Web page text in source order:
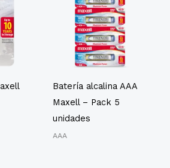
Batería alcalina AAA
Maxell – Pack 5
unidades
AAA